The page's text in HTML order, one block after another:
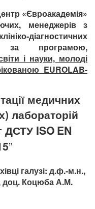
«Євроакадемія»
менеджерів з
діагностичних
за програмою,
і науки, молоді
EUROLAB-
медичних
лабораторій
ДСТУ ISOEN
”
галузі: д.ф.-м.н.,
доц. Коцюба А.М.